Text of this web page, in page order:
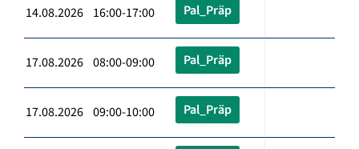
14.08.2026 16:00-17:00 Pal_Präp
17.08.2026 08:00-09:00 Pal_Präp
17.08.2026 09:00-10:00 Pal_Präp